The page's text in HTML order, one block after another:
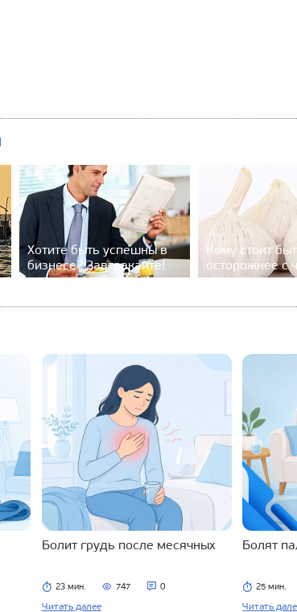
Хотите быть успешны в
бизнесе? Завтракайте!
Кому стоит
осторожнее с
Болит грудь после месячных
23 мин. 747 0
Читать далее
Болят
25 мин.
Читать